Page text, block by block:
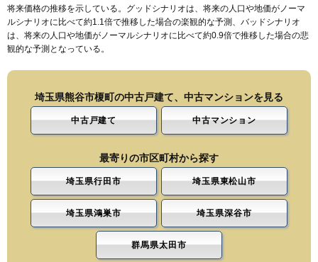
将来価格の推移を示している。グッドシナリオは、将来の人口や地価がノーマ
ルシナリオに比べて約1.1倍で推移した場合の楽観的な予測、バッドシナリオ
は、将来の人口や地価がノーマルシナリオに比べて約0.9倍で推移した場合の悲
観的な予測となっている。
埼玉県熊谷市榎町の中古戸建て、中古マンションを見る
中古戸建て 中古マンション
最寄りの市区町村から探す
埼玉県行田市 埼玉県東松山市
埼玉県鴻巣市 埼玉県深谷市
群馬県太田市